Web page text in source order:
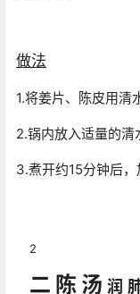
做法
1.将姜片、陈皮用清
2.锅内放入适量的清
3.煮开约15分钟后，
2
二陈汤 润